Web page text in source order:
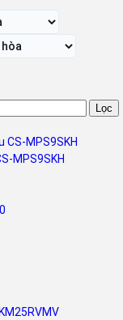
Lọc
MPS9SKH